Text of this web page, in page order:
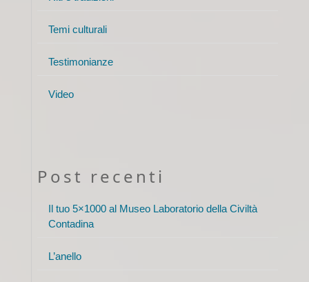
Temi culturali
Testimonianze
Video
Post recenti
Il tuo 5×1000 al Museo Laboratorio della Civiltà
Contadina
L’anello